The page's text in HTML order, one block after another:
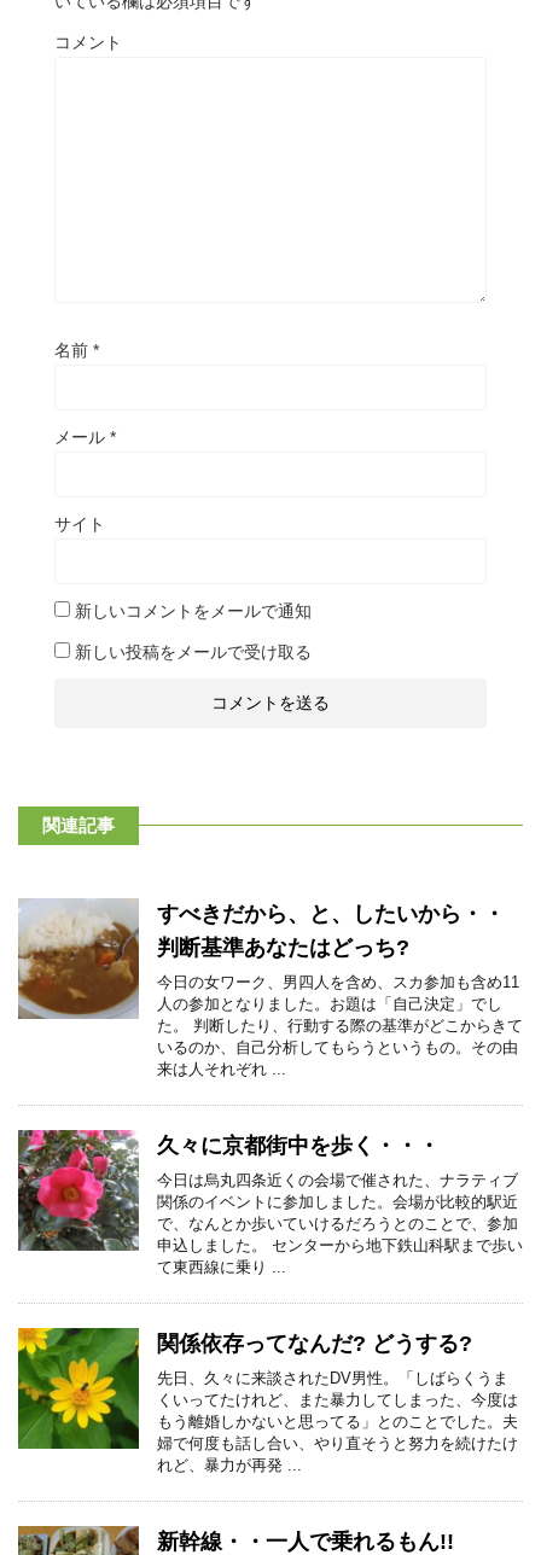
コメント
名前 *
メール *
サイト
新しいコメントをメールで通知
新しい投稿をメールで受け取る
関連記事
すべきだから、と、したいから・・
判断基準あなたはどっち?
今日の女ワーク、男四人を含め、スカ参加も含め11
人の参加となりました。お題は「自己決定」でし
た。 判断したり、行動する際の基準がどこからきて
いるのか、自己分析してもらうというもの。その由
来は人それぞれ ...
久々に京都街中を歩く・・・
今日は烏丸四条近くの会場で催された、ナラティブ
関係のイベントに参加しました。会場が比較的駅近
で、なんとか歩いていけるだろうとのことで、参加
申込しました。 センターから地下鉄山科駅まで歩い
て東西線に乗り ...
関係依存ってなんだ? どうする?
先日、久々に来談されたDV男性。「しばらくうま
くいってたけれど、また暴力してしまった、今度は
もう離婚しかないと思ってる」とのことでした。夫
婦で何度も話し合い、やり直そうと努力を続けたけ
れど、暴力が再発 ...
新幹線・・一人で乗れるもん!!